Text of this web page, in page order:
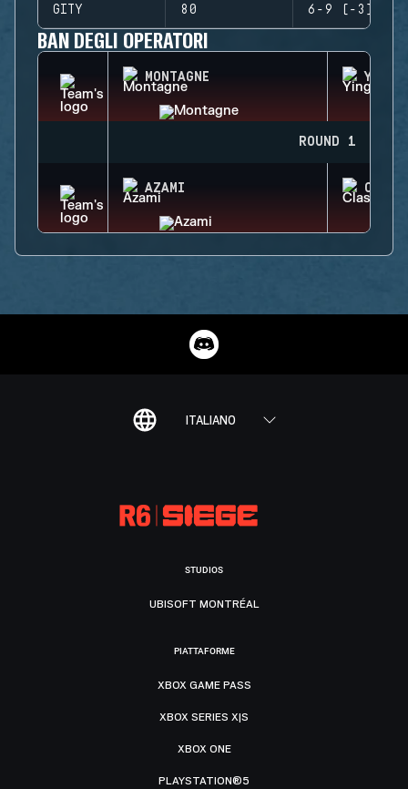
GITY 80 6-9 (-3)
BAN DEGLI OPERATORI
MONTAGNE YING
ROUND 1
AZAMI CLASH
ITALIANO
STUDIOS
UBISOFT MONTRÉAL
PIATTAFORME
XBOX GAME PASS
XBOX SERIES X|S
XBOX ONE
PLAYSTATION®5